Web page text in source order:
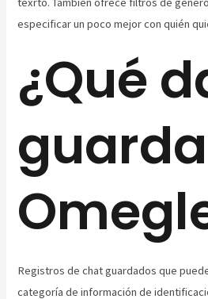
especificar un poco mejor con quién
¿Qué
guarda
Registros de chat guardados que
categoría de información de